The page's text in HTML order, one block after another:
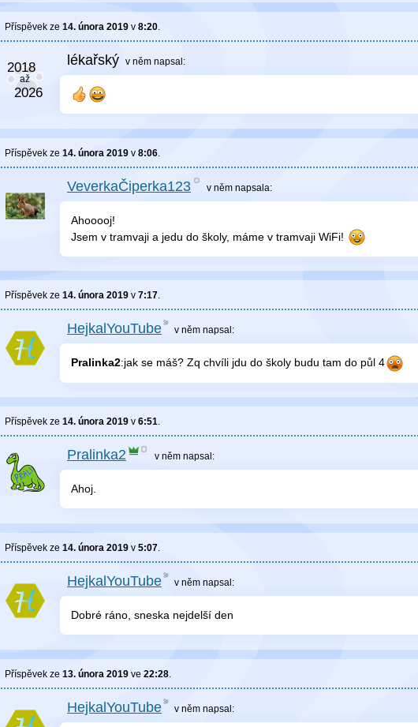
Příspěvek ze 14. února 2019 v 8:20
lékařský v něm napsal:
Příspěvek ze 14. února 2019 v 8:06
VeverkaČiperka123 v němnapsala:
Ahooooj!
Jsem v tramvaji a jedu do školy, máme v tramvaji WiFi!
Příspěvek ze 14. února 2019 v 7:17.
HejkalYouTube v něm napsal:
Pralinka2:jak se máš? Zq chvíli jdu do školy budu tam do půl 4
Příspěvek ze 14. února 2019 v 6:51.
Pralinka2 v něm napsal:
Ahoj.
Příspěvek ze 14. února 2019 v 5:07.
HejkalYouTube v něm napsal:
Dobré ráno, sneska nejdelší den
Příspěvek ze 13. února 2019 ve 22:28.
HejkalYouTube v něm napsal: